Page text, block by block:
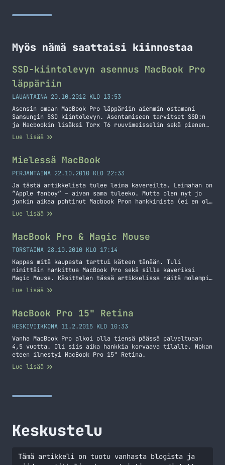
Myös nämä saattaisi kiinnostaa
SSD-kiintolevyn asennus MacBook Pro
läppäriin
LAUANTAINA 20.10.2012 KLO 13:53
Asensin omaan MacBook Pro läppäriin aiemmin ostamani
Samsungin SSD kiintolevyn. Asentamiseen tarvitset SSD:n
ja Macbookin lisäksi Torx T6 ruuvimeisselin sekä pienen
ristipää ruuvimeisselin. Alla on video kiintolevyn
vaihtamisesta.
Lue lisää
Mielessä MacBook
PERJANTAINA 22.10.2010 KLO 22:33
Ja tästä artikkelista tulee leima kavereilta. Leimahan on
”Apple fanboy” – aivan sama tuleeko. Mutta olen nyt jo
jonkin aikaa pohtinut Macbook Pron hankkimista (ei en ole
vielä hankkinut). Sain jo kuittailua kun iPhone 3G
tupsahti taskuun, ei se vaiakuttanut siihen että se oli
tietty).
Lue lisää
MacBook Pro & Magic Mouse
TORSTAINA 28.10.2010 KLO 17:14
Kappas mitä kaupasta tarttui käteen tänään. Tuli
nimittäin hankittua MacBook Pro sekä sille kaveriksi
Magic Mouse. Käsittelen tässä artikkelissa näitä molempia
vekottimia. Lähinnä ensituntuma niistä sillä käyttöä ei
ole paljoa kerennyt tulla vielä näille.
Lue lisää
MacBook Pro 15" Retina
KESKIVIIKKONA 11.2.2015 KLO 10:33
Vanha MacBook Pro alkoi olla tiensä päässä palveltuaan
4,5 vuotta. Oli siis aika hankkia korvaava tilalle. Nokan
eteen ilmestyi MacBook Pro 15" Retina.
Lue lisää
Keskustelu
Tämä artikkeli on tuotu vanhasta blogista ja